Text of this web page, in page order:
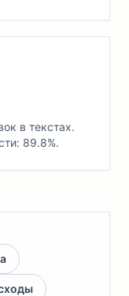
в текстах.
89.8%.